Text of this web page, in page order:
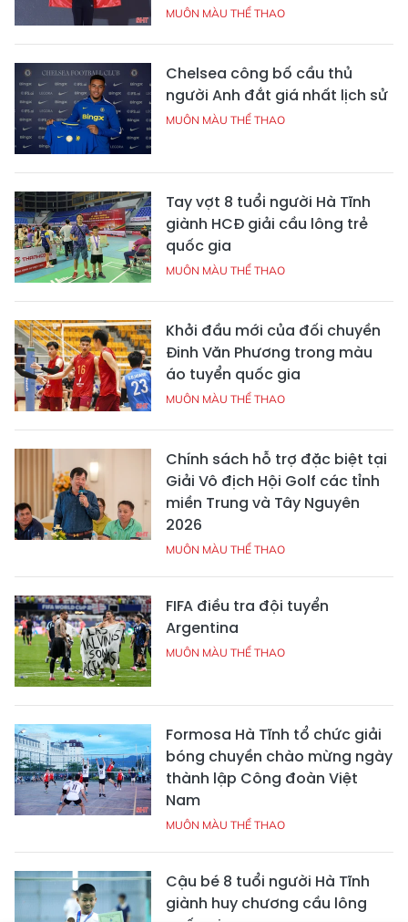
MUÔN MÀU THỂ THAO
Chelsea công bố cầu thủ
người Anh đắt giá nhất lịch sử
MUÔN MÀU THỂ THAO
Tay vợt 8 tuổi người Hà Tĩnh
giành HCĐ giải cầu lông trẻ
quốc gia
MUÔN MÀU THỂ THAO
Khởi đầu mới của đối chuyền
Đinh Văn Phương trong màu
áo tuyển quốc gia
MUÔN MÀU THỂ THAO
Chính sách hỗ trợ đặc biệt tại
Giải Vô địch Hội Golf các tỉnh
miền Trung và Tây Nguyên
2026
MUÔN MÀU THỂ THAO
FIFA điều tra đội tuyển
Argentina
MUÔN MÀU THỂ THAO
Formosa Hà Tĩnh tổ chức giải
bóng chuyền chào mừng ngày
thành lập Công đoàn Việt
Nam
MUÔN MÀU THỂ THAO
Cậu bé 8 tuổi người Hà Tĩnh
giành huy chương cầu lông